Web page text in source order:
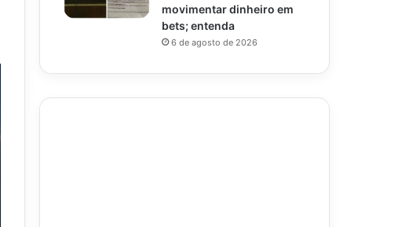
movimentar dinheiro em
bets; entenda
6 de agosto de 2026